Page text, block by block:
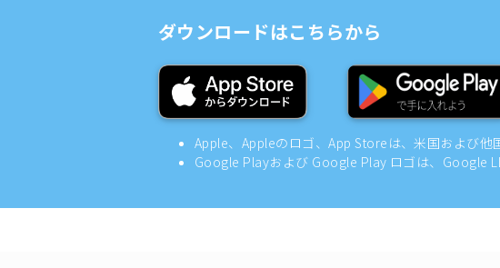
ダウンロードはこちらから
Apple、Appleのロゴ、App Storeは、米国および他
Google Playおよび Google Play ロゴは、Google